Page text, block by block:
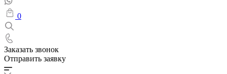
0
Заказать звонок
Отправить заявку